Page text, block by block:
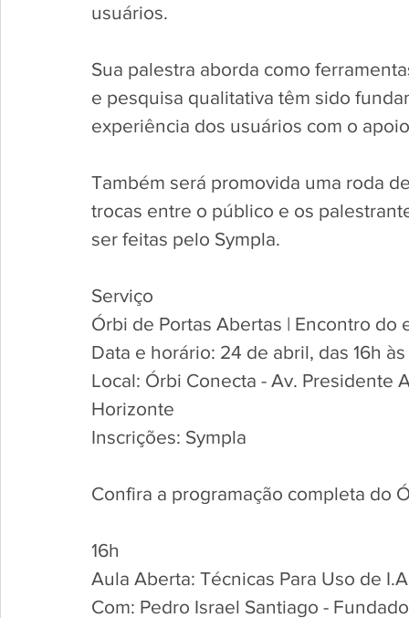
usuários.
Sua palestra aborda como
e pesquisa qualitativa têm sido
experiência dos usuários com o
Também será promovida uma roda
trocas entre o público e os
ser feitas pelo Sympla.
Serviço
Órbi de Portas Abertas | Encontro
Data e horário: 24 de abril, das 16h
Local: Órbi Conecta - Av. Presidente
Horizonte
Inscrições: Sympla
Confira a programação completa do
16h
Aula Aberta: Técnicas Para Uso de
Com: Pedro Israel Santiago -